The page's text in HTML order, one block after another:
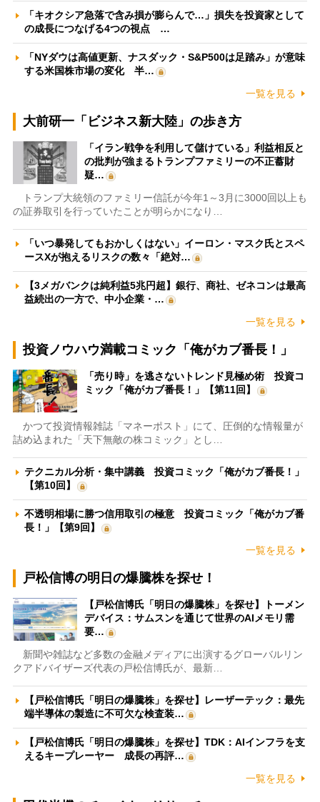
「キオクシア急落で含み損が膨らんで…」損失を投資家として
の成長につなげる4つの視点 …
「NYダウは高値更新、ナスダック・S&P500は足踏み」が意味
する米国株市場の変化 半…
一覧を見る
大前研一「ビジネス新大陸」の歩き方
「イラン戦争を利用して儲けている」利益相反と
の批判が強まるトランプファミリーの不正蓄財
疑…
トランプ大統領のファミリー信託が今年1～3月に3000回以上も
の証券取引を行っていたことが明らかになり…
「いつ暴発してもおかしくはない」イーロン・マスク氏とスペ
ースXが抱えるリスクの数々「絶対…
【3メガバンクは純利益5兆円超】銀行、商社、ゼネコンは最高
益続出の一方で、中小企業・…
一覧を見る
投資ノウハウ満載コミック「俺がカブ番長！」
「売り時」を逃さないトレンド見極め術 投資コ
ミック「俺がカブ番長！」【第11回】
かつて投資情報雑誌「マネーポスト」にて、圧倒的な情報量が
詰め込まれた「天下無敵の株コミック」とし…
テクニカル分析・集中講義 投資コミック「俺がカブ番長！」
【第10回】
不透明相場に勝つ信用取引の極意 投資コミック「俺がカブ番
長！」【第9回】
一覧を見る
戸松信博の明日の爆騰株を探せ！
【戸松信博氏「明日の爆騰株」を探せ】トーメン
デバイス：サムスンを通じて世界のAIメモリ需
要…
新聞や雑誌など多数の金融メディアに出演するグローバルリン
クアドバイザーズ代表の戸松信博氏が、最新…
【戸松信博氏「明日の爆騰株」を探せ】レーザーテック：最先
端半導体の製造に不可欠な検査装…
【戸松信博氏「明日の爆騰株」を探せ】TDK：AIインフラを支
えるキープレーヤー 成長の再評…
一覧を見る